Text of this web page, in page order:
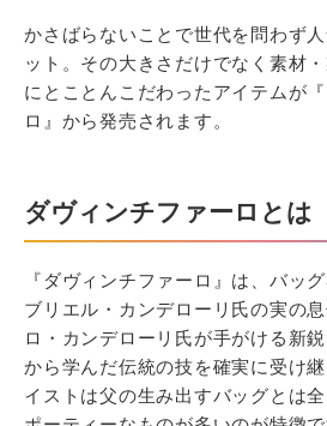
かさばらないことで世代を問わず
ット。その大きさだけでなく素材
にとことんこだわったアイテムが
ロ』から発売されます。
ダヴィンチファーロとは
『ダヴィンチファーロ』は、バッ
ブリエル・カンデローリ氏の実の
ロ・カンデローリ氏が手がける新
から学んだ伝統の技を確実に受け
イストは父の生み出すバッグとは